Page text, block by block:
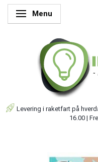
Skifte navigation
Menu
Levering i raketfart på
16.00 |